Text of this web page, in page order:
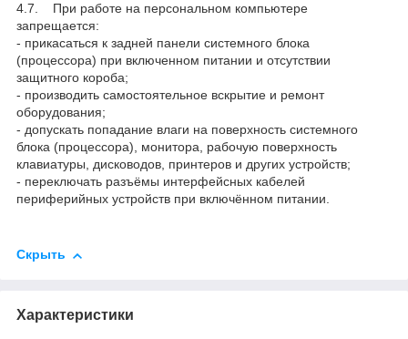
4.7. При работе на персональном компьютере
запрещается:
- прикасаться к задней панели системного блока
(процессора) при включенном питании и отсутствии
защитного короба;
- производить самостоятельное вскрытие и ремонт
оборудования;
- допускать попадание влаги на поверхность системного
блока (процессора), монитора, рабочую поверхность
клавиатуры, дисководов, принтеров и других устройств;
- переключать разъёмы интерфейсных кабелей
периферийных устройств при включённом питании.
Скрыть
Характеристики